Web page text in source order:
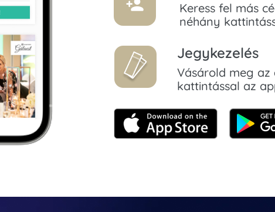
Keress fel más
néhány
Jegykezelés
Vásárold meg az
kattintással az